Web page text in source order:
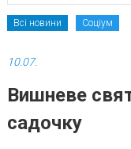
Всі новини Соціум
10.07.
Вишневе
садочку